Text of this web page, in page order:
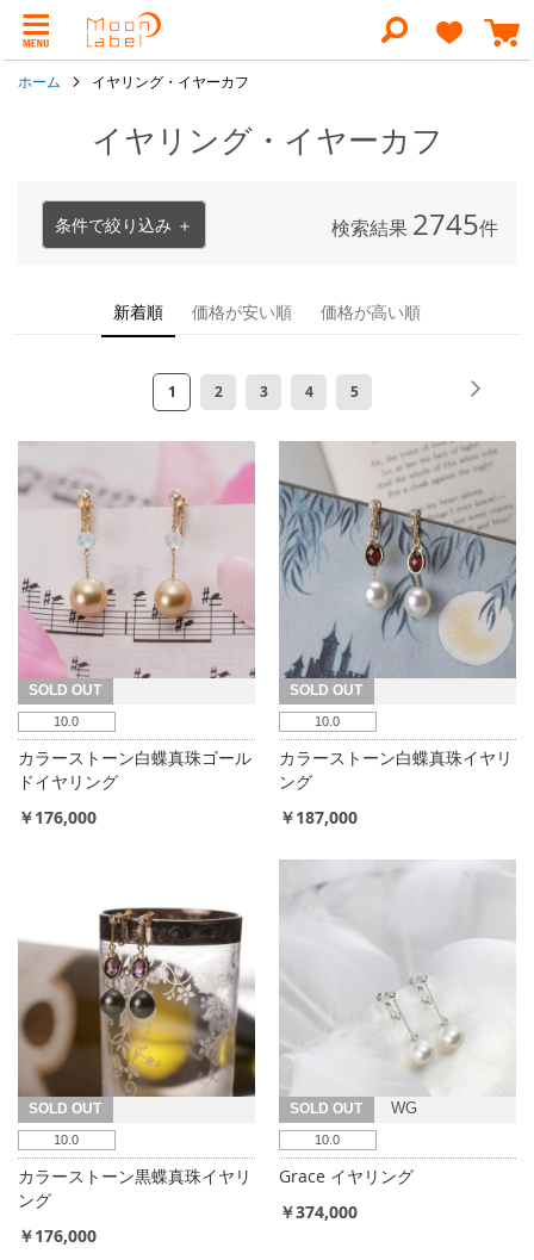
ン
テ
ン
検
索
ホーム イヤリング・イヤーカフ
イヤリング・イヤーカフ
検索結果 2745件
新着順 価格が安い順 価格が高い順
ペ
ー
ペ
を
読
ん
で
い
ま
1
ペ
2
ペ
3
ペ
4
ペ
5
ジ
SOLD OUT
10.0
カラーストーン白蝶真珠ゴール
ドイヤリング
￥176,000
SOLD OUT
10.0
カラーストーン白蝶真珠イヤリ
ング
￥187,000
SOLD OUT
10.0
カラーストーン黒蝶真珠イヤリ
ング
￥176,000
SOLD OUT WG
10.0
Grace イヤリング
￥374,000
条件で絞り込み ＋